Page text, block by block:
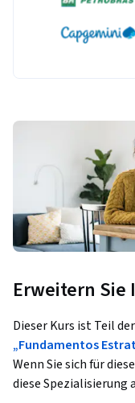
Erweitern Sie
Dieser Kurs ist Teil
„Fundamentos
Wenn Sie sich für
diese Spezialisierung